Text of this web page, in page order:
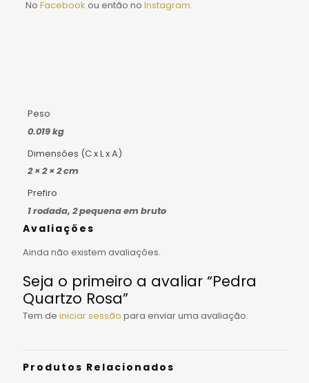
No Facebook ou então no Instagram.
Peso
0.019 kg
Dimensões (C x L x A)
2 × 2 × 2 cm
Prefiro
1 rodada, 2 pequena em bruto
Avaliações
Ainda não existem avaliações.
Seja o primeiro a avaliar “Pedra
Quartzo Rosa”
Tem de iniciar sessão para enviar uma avaliação.
Produtos Relacionados